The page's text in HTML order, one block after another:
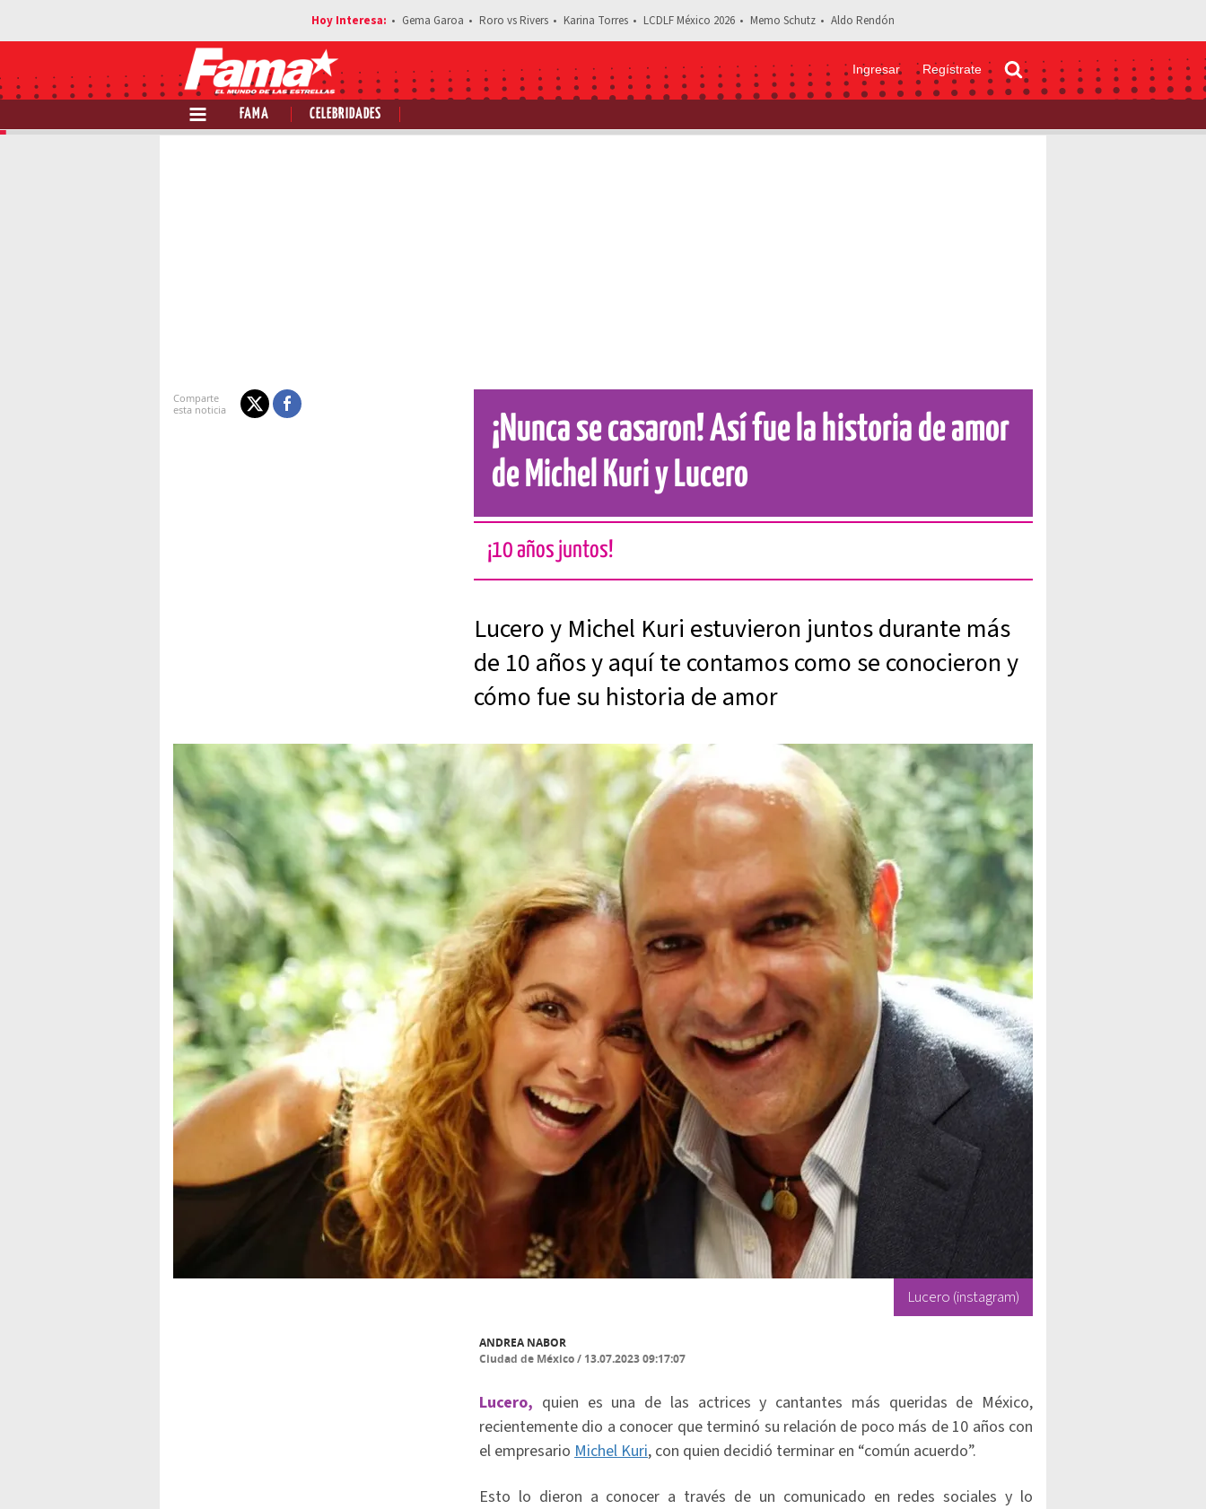
Gema Garoa Roro vs Rivers Karina Torres LCDLF México 2026 Memo Schutz Aldo Rendón
Ingresar Regístrate
FAMA CELEBRIDADES
Estás leyendo: ¡Nunca se casaron! Así fue la historia de amor de Michel Kuri y Lucero
¡Nunca se casaron! Así fue la historia de amor
de Michel Kuri y Lucero
¡10 años juntos!
Lucero y Michel Kuri estuvieron juntos durante más
de 10 años y aquí te contamos como se conocieron y
cómo fue su historia de amor
Lucero (instagram)
ANDREA NABOR
Ciudad de México/ 13.07.2023 09:17:07
Lucero, quien es una de las actrices y cantantes más queridas de México,
recientemente dio a conocer que terminó su relación de poco más de 10 años con
el empresario Michel Kuri, con quien decidió terminar en “común acuerdo”.
Esto lo dieron a conocer a través de un comunicado en redes sociales y lo